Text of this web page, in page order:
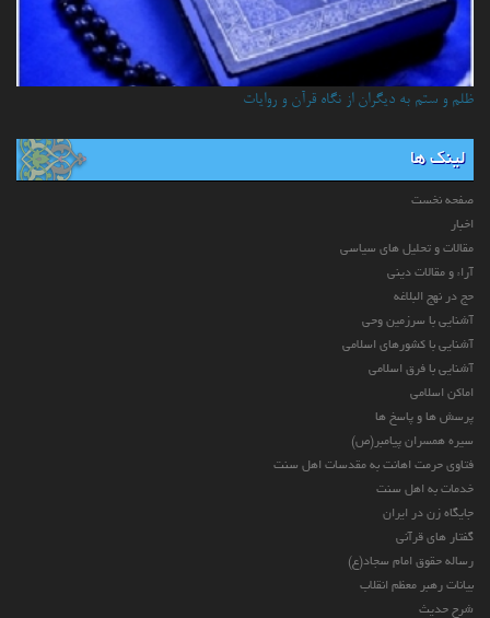
ظلم و ستم به دیگران از نگاه قرآن و روایات
لینک ها
صفحه نخست
اخبار
مقالات و تحلیل های سیاسی
آراء و مقالات دینی
حج در نهج البلاغه
آشنایی با سرزمین وحی
آشنایی با کشورهای اسلامی
آشنایی با فرق اسلامی
اماکن اسلامی
پرسش ها و پاسخ ها
سیره همسران پیامبر(ص)
فتاوی حرمت اهانت به مقدسات اهل سنت
خدمات به اهل سنت
جایگاه زن در ایران
گفتار های قرآنی
رساله حقوق امام سجاد(ع)
بیانات رهبر معظم انقلاب
شرح حدیث